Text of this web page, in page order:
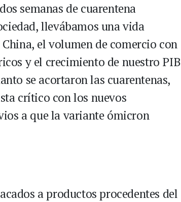
semanas de cuarentena
llevábamos una vida
el volumen de comercio con
y el crecimiento de nuestro PIB
se acortaron las cuarentenas,
crítico con los nuevos
a que la variante ómicron
a productos procedentes del